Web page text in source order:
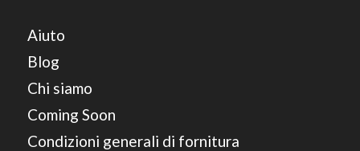
Aiuto
Blog
Chi siamo
Coming Soon
Condizioni generali di fornitura